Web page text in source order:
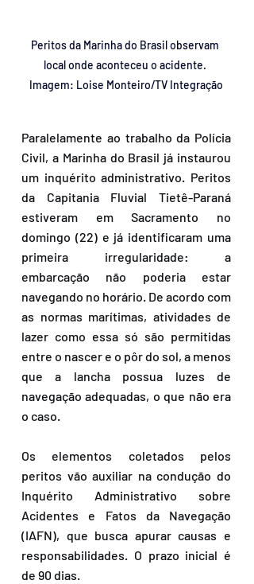
Peritos da Marinha do Brasil observam
local onde aconteceu o acidente.
Imagem: Loise Monteiro/TV Integração
Paralelamente ao trabalho da Polícia
Civil, a Marinha do Brasil já instaurou
um inquérito administrativo. Peritos
da Capitania Fluvial Tietê-Paraná
estiveram em Sacramento no
domingo (22) e já identificaram uma
primeira irregularidade: a
embarcação não poderia estar
navegando no horário. De acordo com
as normas marítimas, atividades de
lazer como essa só são permitidas
entre o nascer e o pôr do sol, a menos
que a lancha possua luzes de
navegação adequadas, o que não era
o caso.
Os elementos coletados pelos
peritos vão auxiliar na condução do
Inquérito Administrativo sobre
Acidentes e Fatos da Navegação
(IAFN), que busca apurar causas e
responsabilidades. O prazo inicial é
de 90 dias.